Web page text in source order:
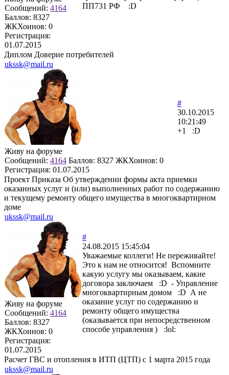
Сообщений: 4164
Баллов: 8327
ЖКХоинов: 0
Регистрация:
01.07.2015
ПП731 РФ :D
Диплом Доверие потребителей
ukssk@mail.ru
Живу на форуме
Сообщений: 4164 Баллов: 8327 ЖКХоинов: 0
Регистрация: 01.07.2015
#
30.10.2015
10:21:49
+1 :D
Проект Приказа Об утверждении формы акта приемки
оказанных услуг и (или) выполненных работ по содержанию
и текущему ремонту общего имущества в многоквартирном
доме
ukssk@mail.ru
Живу на форуме
Сообщений: 4164
Баллов: 8327
ЖКХоинов: 0
Регистрация:
01.07.2015
#
24.08.2015 15:45:04
Уважаемые коллеги! Не переживайте!
Это к нам не относится! Вспомните
какую услугу мы оказываем, какие
договора заключаем :D - Управление
многоквартирным домом :D А не
оказание услуг по содержанию и
ремонту общего имущества
(оказывается при непосредственном
способе управления ) :lol:
Расчет ГВС и отопления в ИТП (ЦТП) с 1 марта 2015 года
ukssk@mail.ru